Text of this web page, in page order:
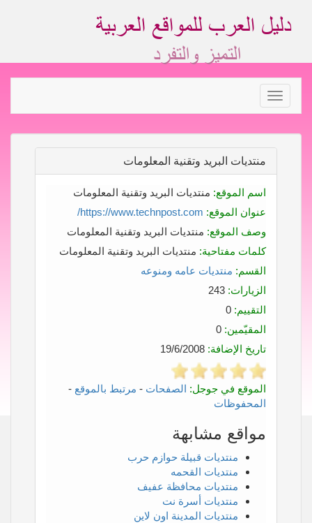
Toggle
navigation
منتديات البريد وتقنية المعلومات
اسم الموقع: منتديات البريد وتقنية المعلومات
عنوان الموقع: https://www.technpost.com/
وصف الموقع: منتديات البريد وتقنية المعلومات
كلمات مفتاحية: منتديات البريد وتقنية المعلومات
القسم: منتديات عامه ومنوعه
الزيارات:
التقييم:
المقيّمين:
تاريخ الإضافة:
الموقع في جوجل: الصفحات - مرتبط بالموقع -
المحفوظات
مواقع مشابهة
منتديات قبيلة حوازم حرب
منتديات القحمه
منتديات محافظة عفيف
منتديات أسرة نت
منتديات المدينة اون لاين